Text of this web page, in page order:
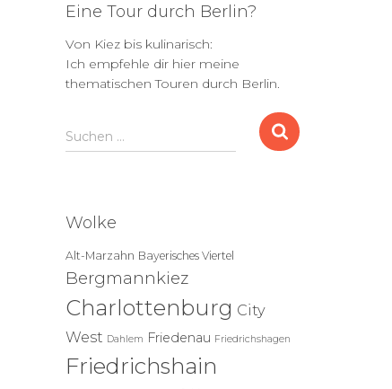
Eine Tour durch Berlin?
Von Kiez bis kulinarisch:
Ich empfehle dir hier meine
thematischen Touren durch Berlin.
S
u
n
n
c
h
Suchen …
Wolke
Alt-Marzahn Bayerisches Viertel
Bergmannkiez
Charlottenburg City
West Dahlem Friedenau Friedrichshagen
Friedrichshain